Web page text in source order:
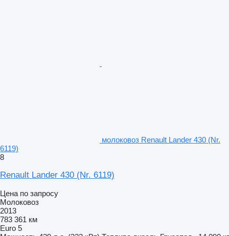
молоковоз Renault Lander 430 (Nr.
6119)
8
Renault Lander 430 (Nr. 6119)
Цена по запросу
Молоковоз
2013
783 361 км
Euro 5